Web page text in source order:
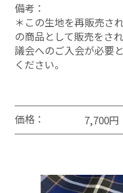
備考：
＊この生地を再販売さ
の商品として販売をさ
議会へのご入会が必要
ください。
価格： 7,700円